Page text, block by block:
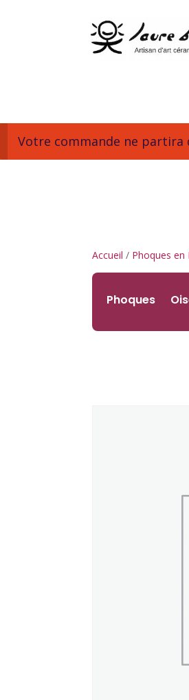
Votre commande ne partira
Accueil / Phoques en
Phoques